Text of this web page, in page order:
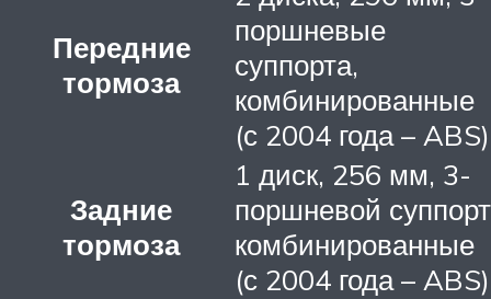
Передние
тормоза
поршневые
суппорта,
комбинированные
(с 2004 года – ABS)
Задние
тормоза
1 диск, 256 мм, 3-
поршневой
комбинированные
(с 2004 года – ABS)